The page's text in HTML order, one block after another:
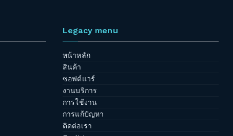
Legacy menu
หน้าหลัก
สินค้า
ซอฟต์แวร์
งานบริการ
การใช้งาน
การแก้ปัญหา
ติดต่อเรา